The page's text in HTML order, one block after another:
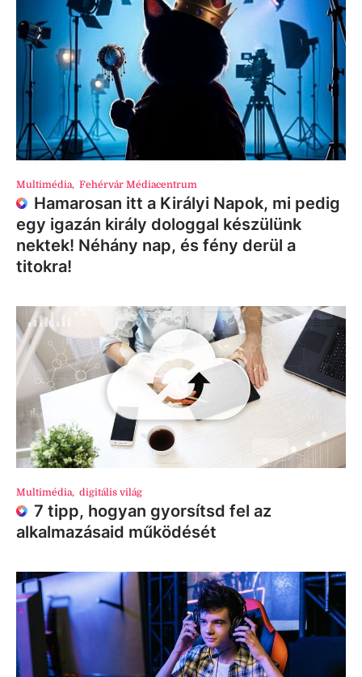
Multimédia, Fehérvár Médiacentrum
Hamarosan itt a Királyi Napok, mi pedig
egy igazán király dologgal készülünk
nektek! Néhány nap, és fény derül a
titokra!
Multimédia, digitális világ
7 tipp, hogyan gyorsítsd fel az
alkalmazásaid működését